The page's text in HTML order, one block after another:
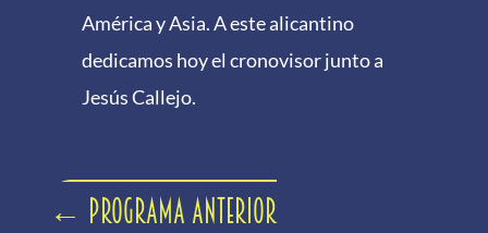
América y Asia. A este alicantino
dedicamos hoy el cronovisor junto a
Jesús Callejo.
← Programa anterior